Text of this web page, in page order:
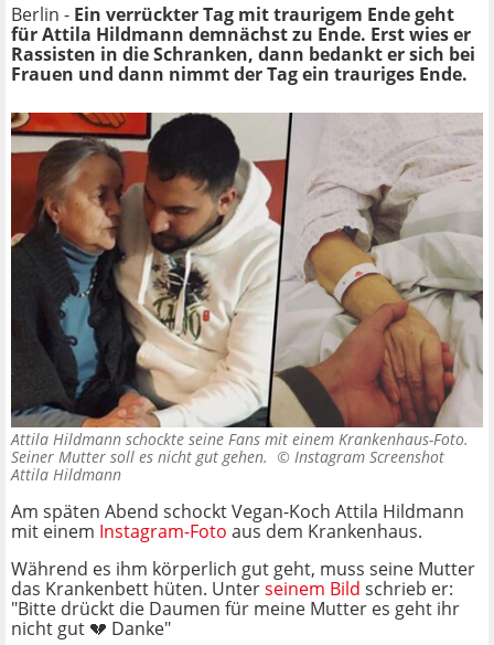
Berlin - Ein verrückter Tag mit traurigem Ende geht
für Attila Hildmann demnächst zu Ende. Erst wies er
Rassisten in die Schranken, dann bedankt er sich bei
Frauen und dann nimmt der Tag ein trauriges Ende.
Attila Hildmann schockte seine Fans mit einem Krankenhaus-Foto.
Seiner Mutter soll es nicht gut gehen. © Instagram Screenshot
Attila Hildmann
Am späten Abend schockt Vegan-Koch Attila Hildmann
mit einem Instagram-Foto aus dem Krankenhaus.
Während es ihm körperlich gut geht, muss seine Mutter
das Krankenbett hüten. Unterseinem Bild schrieb er:
"Bitte drückt die Daumen für meine Mutter es geht ihr
nicht gut 💔 Danke"